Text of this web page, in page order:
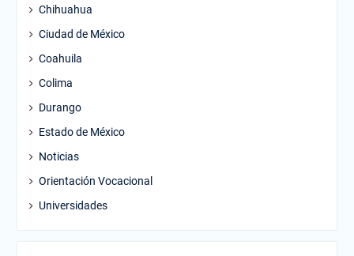
Chihuahua
Ciudad de México
Coahuila
Colima
Durango
Estado de México
Noticias
Orientación Vocacional
Universidades